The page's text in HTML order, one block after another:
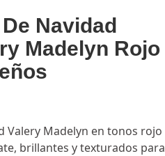
Navidad
Madelyn Rojo
Valery Madelyn en tonos rojo
brillantes y texturados para